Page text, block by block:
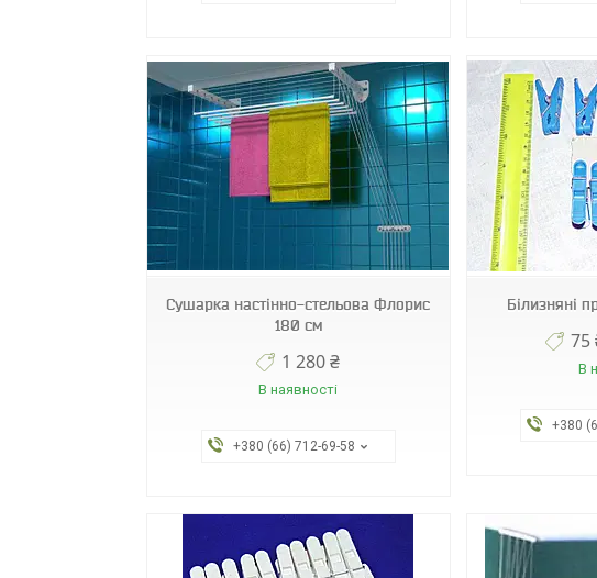
Сушарка настінно-стельова Флорис
180 см
1 280 ₴
В наявності
+380 (66) 712-69-58
Білизняні
75
В
+380
0503SEL